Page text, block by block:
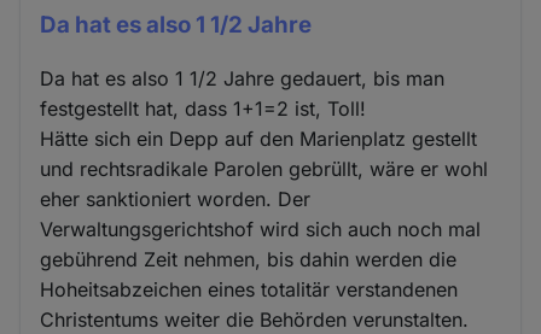
Da hat es also 1 1/2 Jahre
Da hat es also 1 1/2 Jahre gedauert, bis man
festgestellt hat, dass 1+1=2 ist, Toll!
Hätte sich ein Depp auf den Marienplatz gestellt
und rechtsradikale Parolen gebrüllt, wäre er wohl
eher sanktioniert worden. Der
Verwaltungsgerichtshof wird sich auch noch mal
gebührend Zeit nehmen, bis dahin werden die
Hoheitsabzeichen eines totalitär verstandenen
Christentums weiter die Behörden verunstalten.